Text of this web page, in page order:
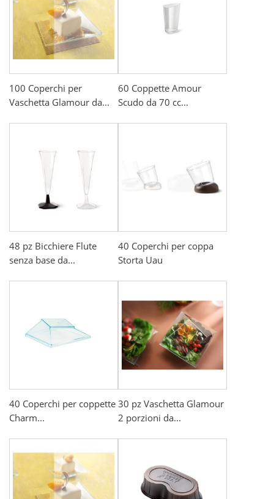
100 Coperchi per
Vaschetta Glamour da...
60 Coppette Amour
Scudo da 70 cc...
48 pz Bicchiere Flute
senza base da...
40 Coperchi per coppa
Storta Uau
40 Coperchi per coppette
Charm...
30 pz Vaschetta Glamour
2 porzioni da...